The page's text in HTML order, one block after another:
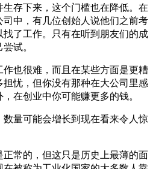
存下来，这个门槛也在降低。在
中，有几位创始人说他们之前考
了工作。只有在听到朋友们的成
试。
也很难，而且在某些方面是更糟
忧，但你没有那种在大公司里感
在创业中你可能赚更多的钱。
量可能会增长到现在看来令人惊
常的，但这只是历史上最薄的面